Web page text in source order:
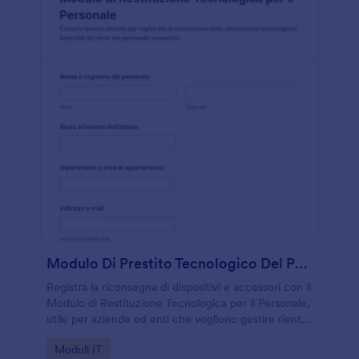
Modulo Di Prestito Tecnologico Del Personale
Registra la riconsegna di dispositivi e accessori con il
Modulo di Restituzione Tecnologica per il Personale,
utile per aziende ed enti che vogliono gestire rientri,
ordinato.
Go to Category:
Moduli IT